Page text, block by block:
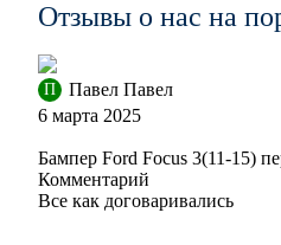
Отзывы о нас на
П
Павел Павел
6 марта 2025
Бампер Ford Focus 3(11-15)
Комментарий
Все как договаривались